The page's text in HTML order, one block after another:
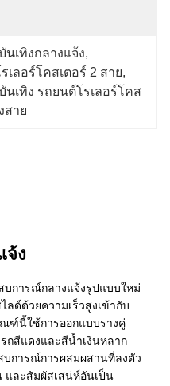
เทิงกลางแจ้ง,
เลอร์โคสเตอร์ 2 สาย,
เทิง รถยนต์โรเลอร์โคส
สาย
จ้ง
บการณ์กลางแจ้งรูปแบบใหม่
ด์ด้วยความเร็วสูงเข้ากับ
ฑ์นี้ใช้การออกแบบรางคู่
ถสีแดงและสีน้ำเงินหลาก
บการณ์การผสมผสานที่ลงตัว
และสัมผัสเสน่ห์อันเป็น